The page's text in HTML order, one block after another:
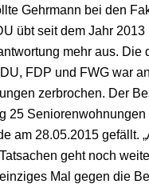
Gehrmann bei den
übt seit dem Jahr 2013
mehr aus. Die
FDP und FWG war
zerbrochen. Der
25 Seniorenwohnungen
am 28.05.2015 gefällt.
geht noch
Mal gegen die